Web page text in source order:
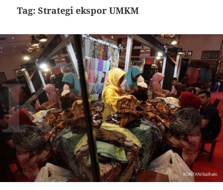
Tag:Strategi ekspor UMKM